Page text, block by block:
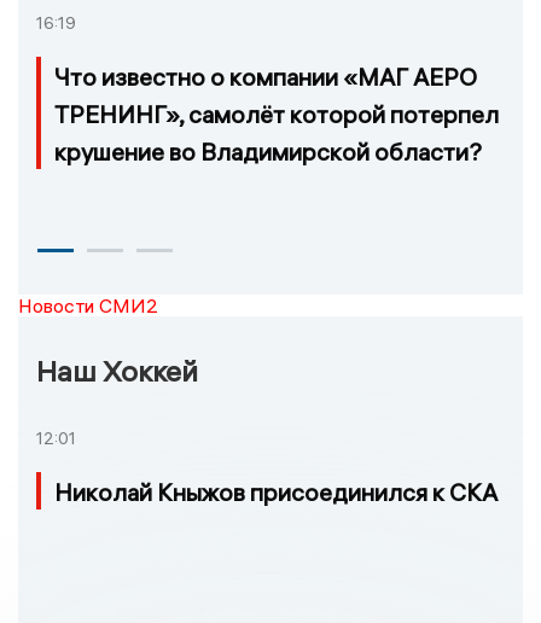
16:19
Что известно о компании «МАГ АЕРО
ТРЕНИНГ», самолёт которой потерпел
крушение во Владимирской области?
Новости СМИ2
Наш Хоккей
12:01
Николай Кныжов присоединился к СКА